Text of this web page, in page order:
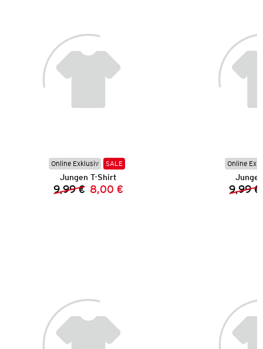
Online Exklusiv SALE
Jungen T-Shirt
Vorheriger Preis:
9,99 € Neuer Preis:
8,00 €
Online
9,99 €